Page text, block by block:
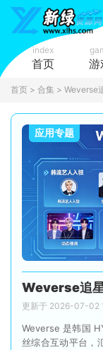
index
首页 游
首页 > 合集 > Weverse
应用专题
Weverse追
更新于 2026-07-02
Weverse 是韩国
丝综合互动平台，